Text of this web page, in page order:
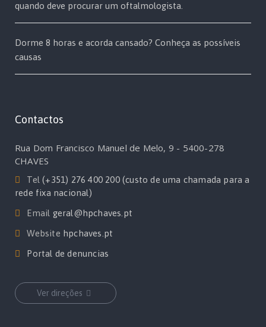
quando deve procurar um oftalmologista.
Dorme 8 horas e acorda cansado? Conheça as possíveis
causas
Contactos
Rua Dom Francisco Manuel de Melo, 9 - 5400-278
CHAVES
Tel(+351) 276 400 200 (custo de uma chamada para a
rede fixa nacional)
Email geral@hpchaves.pt
Website hpchaves.pt
Portal de denuncias
Ver direções